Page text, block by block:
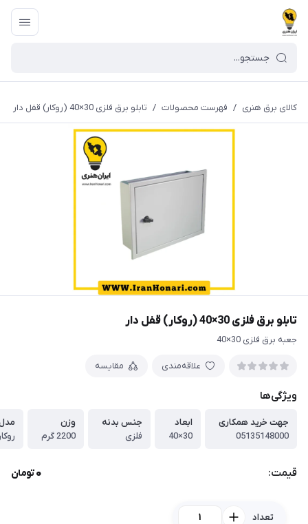
کالای برق هنری / فهرست محصولات / تابلو برق فلزی 30×40 (روکار) قفل دار
تابلو برق فلزی 30×40 (روکار) قفل دار
جعبه برق فلزی 30×40
علاقه‌مندی مقایسه
ویژگی‌ها
جهت خرید همکاری
05135148000
ابعاد
30×40
جنس بدنه
فلزی
وزن
2200 گرم
قیمت: 0تومان
تعداد